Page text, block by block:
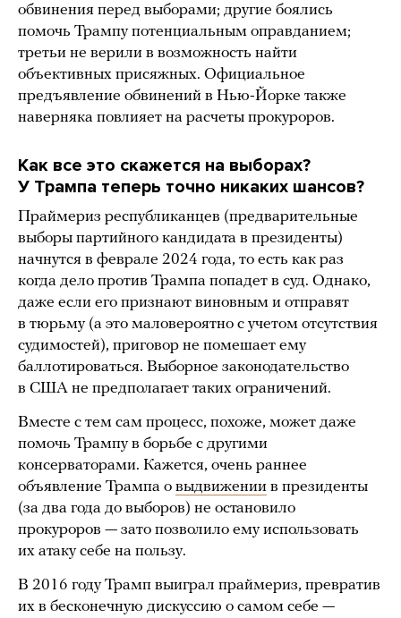
обвинения перед выборами; другие боялись
помочь Трампу потенциальным оправданием;
третьи не верили в возможность найти
объективных присяжных. Официальное
предъявление обвинений в Нью-Йорке также
наверняка повлияет на расчеты прокуроров.
Как все это скажется на выборах?
У Трампа теперь точно никаких шансов?
Праймериз республиканцев (предварительные
выборы партийного кандидата в президенты)
начнутся в феврале 2024 года, то есть как раз
когда дело против Трампа попадет в суд. Однако,
даже если его признают виновным и отправят
в тюрьму (а это маловероятно с учетом отсутствия
судимостей), приговор не помешает ему
баллотироваться. Выборное законодательство
в США не предполагает таких ограничений.
Вместе с тем сам процесс, похоже, может даже
помочь Трампу в борьбе с другими
консерваторами. Кажется, очень раннее
объявление Трампа о выдвижении в президенты
(за два года до выборов) не остановило
прокуроров — зато позволило ему использовать
их атаку себе на пользу.
В 2016 году Трамп выиграл праймериз, превратив
их в бесконечную дискуссию о самом себе —